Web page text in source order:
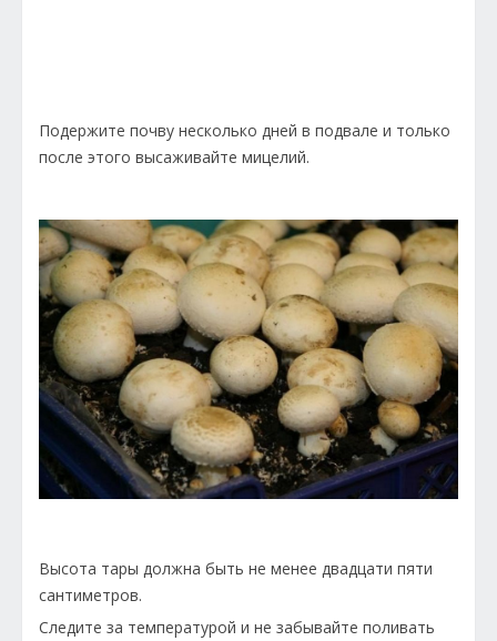
Подержите почву несколько дней в подвале и только
после этого высаживайте мицелий.
Высота тары должна быть не менее двадцати пяти
сантиметров.
Следите за температурой и не забывайте поливать